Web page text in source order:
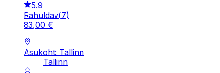
5.9
Rahuldav(7)
83,00 €
Asukoht: Tallinn
Tallinn